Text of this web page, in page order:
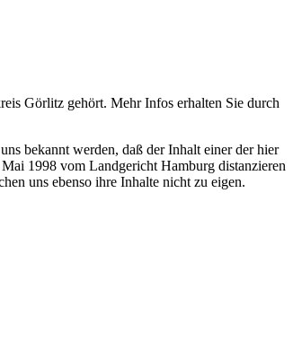
Görlitz gehört. Mehr Infos erhalten Sie durch
bekannt werden, daß der Inhalt einer der hier
1998 vom Landgericht Hamburg distanzieren
uns ebenso ihre Inhalte nicht zu eigen.